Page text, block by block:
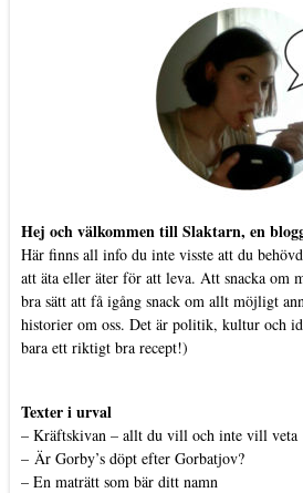
Hej och välkommen till Slaktarn, en
Här finns all info du inte visste att du
att äta eller äter för att leva. Att snacka om
bra sätt att få igång snack om allt möjligt
historier om oss. Det är politik, kultur och
bara ett riktigt bra recept!)
Texter i urval
– Kräftskivan – allt du vill och inte vill veta
– Är Gorby’s döpt efter Gorbatjov?
– En maträtt som bär ditt namn